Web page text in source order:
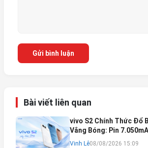
Gửi bình luận
Bài viết liên quan
vivo S2 Chính Thức Đổ
Vắng Bóng: Pin
Máy Mỏng Nhẹ Khó Tin
Vinh Lê08/08/2026 15:09